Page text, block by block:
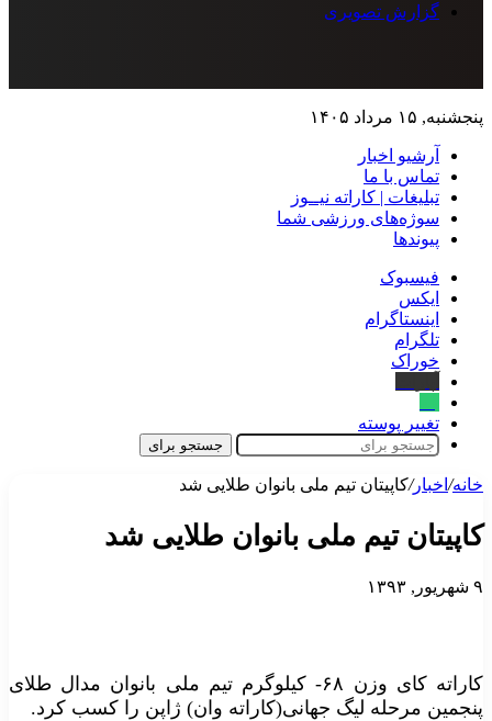
گزارش تصویری
پنجشنبه, ۱۵ مرداد ۱۴۰۵
آرشیو اخبار
تماس‌ با‌ ما
تبلیغات | کاراته نیــوز
سوژه‌های ورزشی شما
پیوندها
فیسبوک
ایکس
اینستاگرام
تلگرام
خوراک
تغییر پوسته
جستجو برای
خانه/ اخبار/کاپیتان تیم ملی بانوان طلایی شد
کاپیتان تیم ملی بانوان طلایی شد
۹ شهریور, ۱۳۹۳
کاراته کای وزن ۶۸- کیلوگرم تیم ملی بانوان مدال طلای
پنجمین مرحله لیگ جهانی(کاراته وان) ژاپن را کسب کرد.